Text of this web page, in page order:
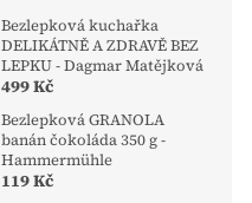
Bezlepková kuchařka
DELIKÁTNĚ A ZDRAVĚ BEZ
LEPKU - Dagmar Matějková
499 Kč
Bezlepková GRANOLA
banán čokoláda 350 g -
Hammermühle
119 Kč